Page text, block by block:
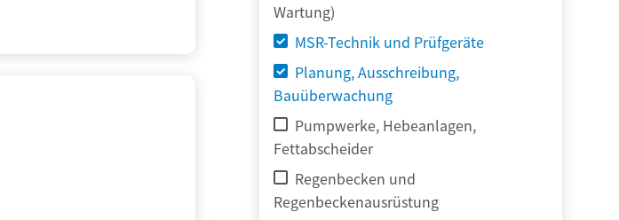
Wartung)
MSR-Technik und Prüfgeräte
Planung, Ausschreibung,
Bauüberwachung
Pumpwerke, Hebeanlagen,
Fettabscheider
Regenbecken und
Regenbeckenausrüstung